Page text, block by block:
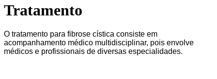
Tratamento
O tratamento para fibrose cística consiste em
acompanhamento médico multidisciplinar, pois envolve
médicos e profissionais de diversas especialidades.